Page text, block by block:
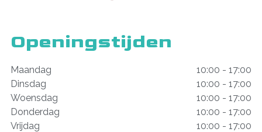
Openingstijden
Maandag
10:00 - 17:00
Dinsdag
10:00 - 17:00
Woensdag
10:00 - 17:00
Donderdag
10:00 - 17:00
Vrijdag
10:00 - 17:00